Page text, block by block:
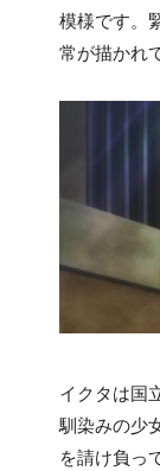
模様です。
常が描かれ
イクタは国
馴染みの少
を請け負っ